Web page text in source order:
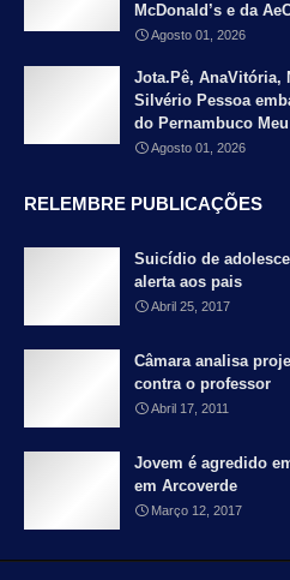
McDonald’s e da
Agosto 01, 2026
Jota.Pê, AnaVitória,
Silvério Pessoa
do Pernambuco
Agosto 01, 2026
RELEMBRE PUBLICAÇÕES
Suicídio de
alerta aos pais
Abril 25, 2017
Câmara analisa
contra o professor
Abril 17, 2011
Jovem é agredido
em Arcoverde
Março 12, 2017